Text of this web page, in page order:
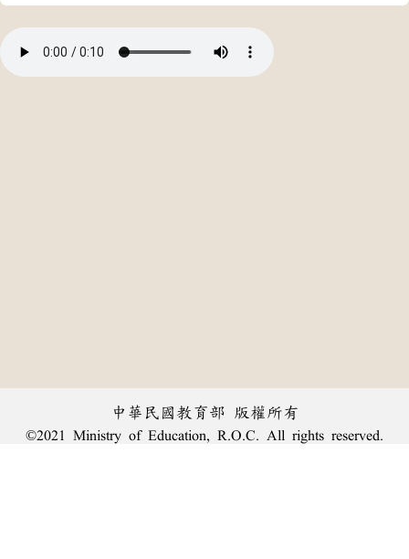
中華民國教育部 版權所有
©2021 Ministry of Education, R.O.C. All rights reserved.